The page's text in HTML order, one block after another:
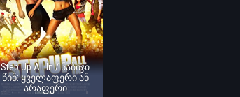
Step Up All In / ნაბიჯი
წინ: ყველაფერი ან
არაფერი